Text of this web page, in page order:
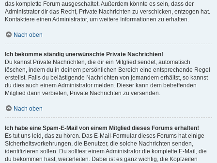
das komplette Forum ausgeschaltet. Außerdem könnte es sein, dass der
Administrator dir das Recht, Private Nachrichten zu verschicken, entzogen hat.
Kontaktiere einen Administrator, um weitere Informationen zu erhalten.
Nach oben
Ich bekomme ständig unerwünschte Private Nachrichten!
Du kannst Private Nachrichten, die dir ein Mitglied sendet, automatisch
löschen, indem du in deinem persönlichen Bereich eine entsprechende Regel
erstellst. Falls du belästigende Nachrichten von jemandem erhältst, so kannst
du dies auch einem Administrator melden. Dieser kann dem betreffenden
Mitglied dann verbieten, Private Nachrichten zu versenden.
Nach oben
Ich habe eine Spam-E-Mail von einem Mitglied dieses Forums erhalten!
Es tut uns leid, das zu hören. Das E-Mail-Formular dieses Forums hat einige
Sicherheitsvorkehrungen, die Benutzer, die solche Nachrichten senden,
identifizieren sollen. Du solltest einem Administrator die komplette E-Mail, die
du bekommen hast, weiterleiten. Dabei ist es ganz wichtig, die Kopfzeilen